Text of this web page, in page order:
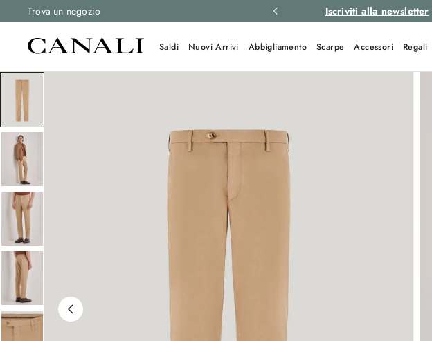
Trova un negozio
e resi gratuiti su tutti gli ordini. Iscriviti alla newsletter
Saldi Nuovi Arrivi Abbigliamento Scarpe Accessori Regali